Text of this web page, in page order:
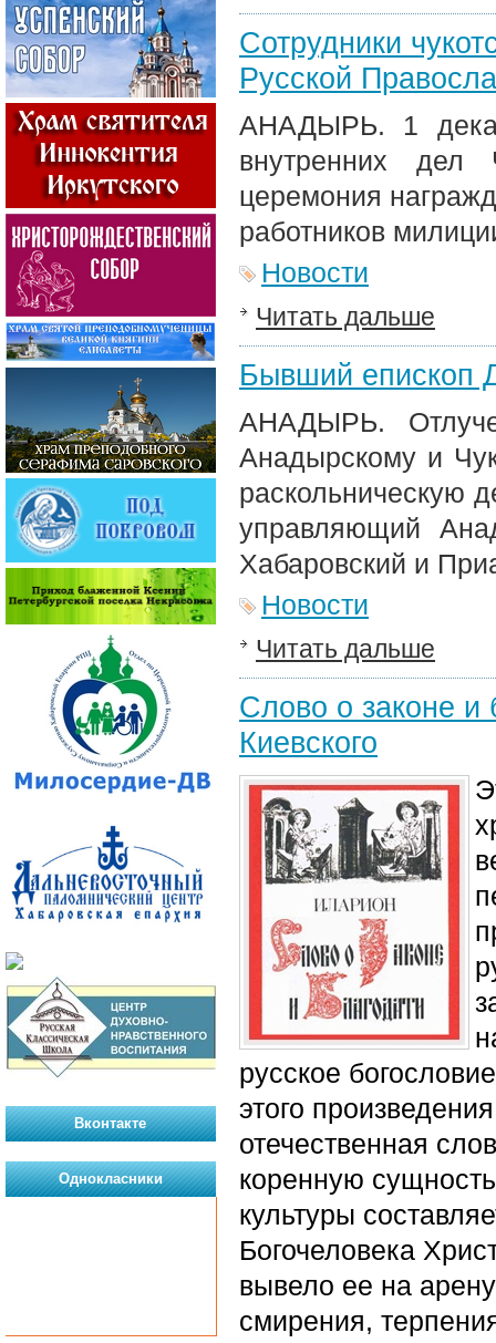
Сотрудники
Русской
АНАДЫРЬ. 1
внутренних дел
церемония
работников
Новости
Читать дальше
Бывший епископ
АНАДЫРЬ.
Анадырскому и
раскольническую
управляющий
Хабаровский и
Новости
Читать дальше
Слово о законе и
Киевского
русское
этого
отечественная
коренную
культуры
Богочеловека
вывело ее на
смирения,
Вконтакте
Однокласники